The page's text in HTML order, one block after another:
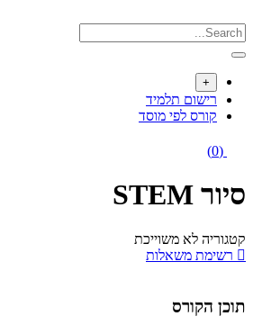
to
content
+
רישום תלמיד
קורס לפי מוסד
(0)
סיור STEM
קטגוריה לא משוייכת
רשימת משאלות
תוכן הקורס